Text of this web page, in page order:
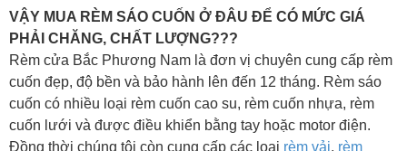
VẬY MUA RÈM SÁO CUỐN Ở ĐÂU ĐỂ CÓ MỨC GIÁ
PHẢI CHĂNG, CHẤT LƯỢNG???
Rèm cửa Bắc Phương Nam là đơn vị chuyên cung cấp rèm
cuốn đẹp, độ bền và bảo hành lên đến 12 tháng. Rèm sáo
cuốn có nhiều loại rèm cuốn cao su, rèm cuốn nhựa, rèm
cuốn lưới và được điều khiển bằng tay hoặc motor điện.
Đồng thời chúng tôi còn cung cấp các loại rèm vải, rèm